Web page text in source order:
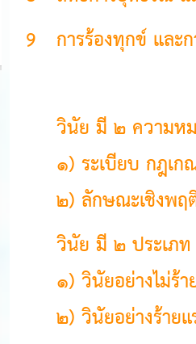
9 การร้องทุกข์ และ
วินัย มี ๒ ความห
๑) ระเบียบ กฎเ
๒) ลักษณะเชิงพฤ
วินัย มี ๒ ประเภ
๑) วินัยอย่างไม่ร้า
๒) วินัยอย่างร้ายแ